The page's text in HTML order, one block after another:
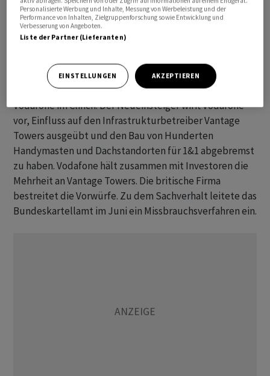
Telefonica Deutschland fast 16 Prozent niedriger,
während die 1&1-Scheine 16 Prozent höher lagen.
1&1 baut derzeit sein eigenes Handynetz, kommt
hierbei aber nur schleppend voran. Bei der Frage,
warum es so langsam vorangeht, liegen 1&1 und
Vodafone im Clinch: Der Neueinsteiger wirft Vodafone
vor, Einfluss auf den Infrastrukturbetreiber Vantage
Towers ausgeübt und den Bau von Hunderten
Handymasten und Dachstandorten für 1&1 abgebremst
zu haben. Vodafone hält zusammen mit Investoren die
Mehrheit an Vantage Towers. Die britische Firma
bestreitet die Vorwürfe. Zu dem Sachverhalt leitete das
Bundeskartellamt im Juni ein Missbrauchsverfahren ein.
Personalisierte Werbung und Inhalte, Messung von Werbeleistung und der
Performance von Inhalten, Zielgruppenforschung sowie Entwicklung und
Verbesserung von Angeboten.
Liste der Partner (Lieferanten)
EINSTELLUNGEN AKZEPTIEREN